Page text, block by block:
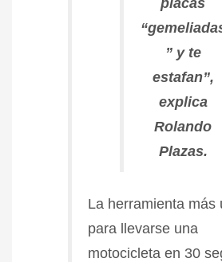
” y te
estafan”,
explica
Rolando
Plazas.
La herramienta más
para llevarse una
motocicleta en 30